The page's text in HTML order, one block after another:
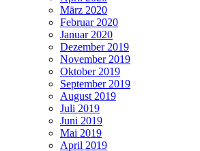
März 2020
Februar 2020
Januar 2020
Dezember 2019
November 2019
Oktober 2019
September 2019
August 2019
Juli 2019
Juni 2019
Mai 2019
April 2019